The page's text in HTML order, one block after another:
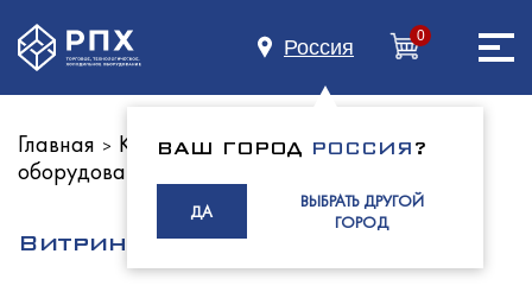
Россия
ВАШ ГОРОД РОССИЯ ?
ДА
ВЫБРАТЬ ДРУГОЙ
ГОРОД
0
Главная > Каталог оборудования>Тепловое
оборудование
Витрины тепловые